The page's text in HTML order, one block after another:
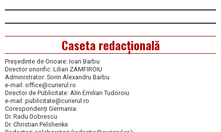
Caseta redacțională
Președinte de Onoare: Ioan Barbu
Director onorific: Lilian ZAMFIROIU
Administrator: Sorin Alexandru Barbu
e-mail: office@curierul.ro
Director de Publicitate: Alin Emilian Tudoroiu
e-mail: publicitate@curierul.ro
Corespondenți Germania:
Dr. Radu Dobrescu
Dr. Christian Pelshenke